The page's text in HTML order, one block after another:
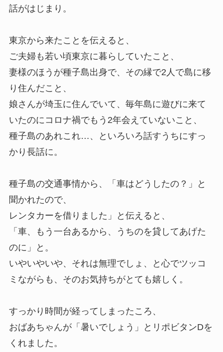
話がはじまり。
東京から来たことを伝えると、
ご夫婦も若い頃東京に暮らしていたこと、
妻様のほうが種子島出身で、その縁で2人で島に移
り住んだこと、
娘さんが埼玉に住んでいて、毎年島に遊びに来て
いたのにコロナ禍でもう2年会えていないこと、
種子島のあれこれ…、といろいろ話すうちにすっ
かり長話に。
種子島の交通事情から、「車はどうしたの？」と
聞かれたので、
レンタカーを借りました」と伝えると、
「車、もう一台あるから、うちのを貸してあげた
のに」と。
いやいやいや、それは無理でしょ、と心でツッコ
ミながらも、そのお気持ちがとても嬉しく。
すっかり時間が経ってしまったころ、
おばあちゃんが「暑いでしょう」とリポビタンDを
くれました。